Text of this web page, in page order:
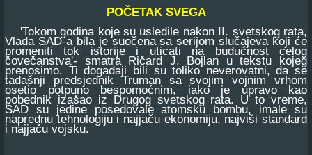
POČETAK SVEGA
'Tokom godina koje su usledile nakon II. svetskog rata,
Vlada SAD-a bila je suočena sa serijom slučajeva koji će
promeniti tok istorije i uticati na budućnost celog
čovečanstva'- smatra Ričard J. Bojlan u tekstu kojeg
prenosimo. Ti događaji bili su toliko neverovatni, da se
tadašnji predsjednik Truman sa svojim vojnim vrhom
osetio potpuno bespomoćnim, iako je upravo kao
pobednik izašao iz Drugog svetskog rata. U to vreme,
SAD su jedine posedovale atomsku bombu, imale su
naprednu tehnologiju i najjaču ekonomiju, najviši standard
i najjaču vojsku.